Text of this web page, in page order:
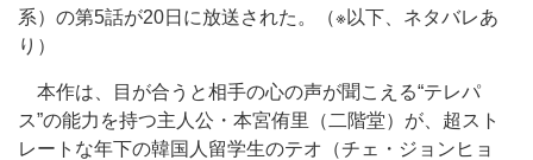
系）の第5話が20日に放送された。（※以下、ネタバレあ
り）
本作は、目が合うと相手の心の声が聞こえる“テレパ
ス”の能力を持つ主人公・本宮侑里（二階堂）が、超スト
レートな年下の韓国人留学生のテオ（チェ・ジョンヒョ